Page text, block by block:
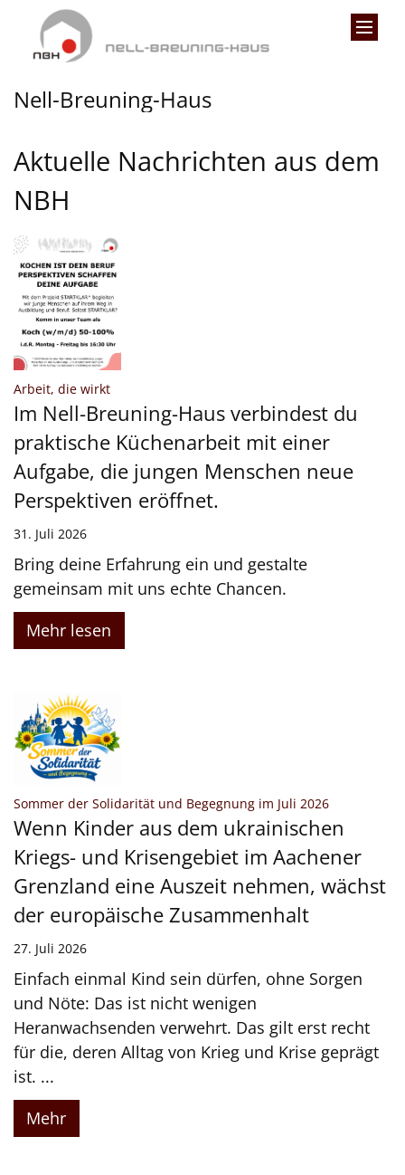
Zum Inhalt springen
Nell-Breuning-Haus
Aktuelle Nachrichten aus dem
NBH
Arbeit, die wirkt:
Im Nell-Breuning-Haus verbindest du
praktische Küchenarbeit mit einer
Aufgabe, die jungen Menschen neue
Perspektiven eröffnet.
31. Juli 2026
Bring deine Erfahrung ein und gestalte
gemeinsam mit uns echte Chancen.
Mehr lesen
Sommer der Solidarität und Begegnung im Juli 2026:
Wenn Kinder aus dem ukrainischen
Kriegs- und Krisengebiet im Aachener
Grenzland eine Auszeit nehmen, wächst
der europäische Zusammenhalt
27. Juli 2026
Einfach einmal Kind sein dürfen, ohne Sorgen
und Nöte: Das ist nicht wenigen
Heranwachsenden verwehrt. Das gilt erst recht
für die, deren Alltag von Krieg und Krise geprägt
ist. ...
Mehr